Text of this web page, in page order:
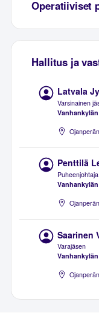
Operatiiviset
Hallitus ja
Latvala
Varsinainen
Penttilä
Puheenjohtaja
Saarinen
Varajäsen